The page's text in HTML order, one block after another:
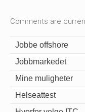
Comments are
Jobbe offshore
Jobbmarkedet
Mine muligheter
Helseattest